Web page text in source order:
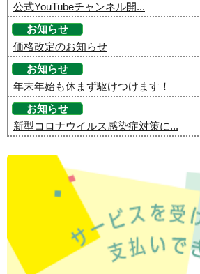
公式YouTubeチャンネル開...
お知らせ
価格改定のお知らせ
お知らせ
年末年始も休まず駆けつけます！
お知らせ
新型コロナウイルス感染症対策に...